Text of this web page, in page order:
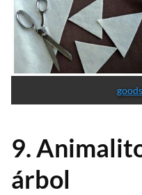
9.
árbol